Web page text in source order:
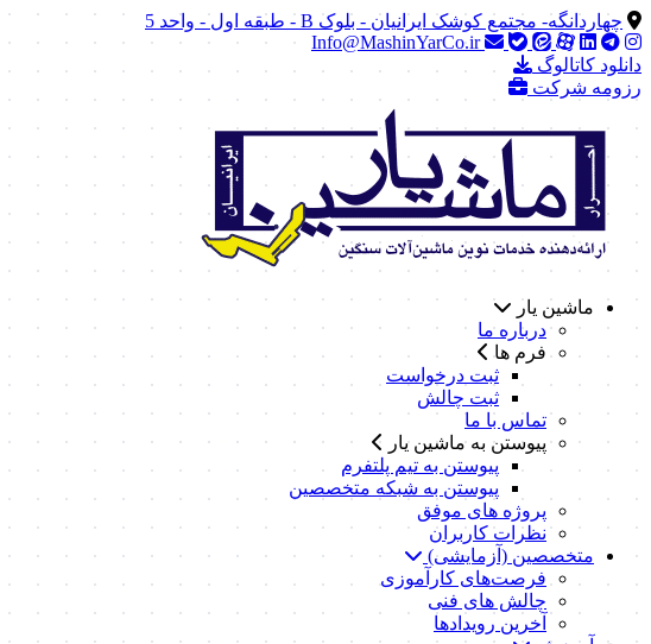
چهاردانگه- مجتمع کوشک ایرانیان - بلوک B - طبقه اول - واحد 5
Info@MashinYarCo.ir
دانلود کاتالوگ
رزومه شرکت
ماشین یار
درباره ما
فرم ها
ثبت درخواست
ثبت چالش
تماس با ما
پیوستن به ماشین یار
پیوستن به تیم پلتفرم
پیوستن به شبکه متخصصین
پروژه های موفق
نظرات کاربران
متخصصین (آزمایشی)
فرصت‌های کارآموزی
چالش های فنی
آخرین رویدادها